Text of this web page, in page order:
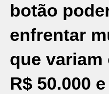
botão
enfrentar
que variam
R$ 50.000